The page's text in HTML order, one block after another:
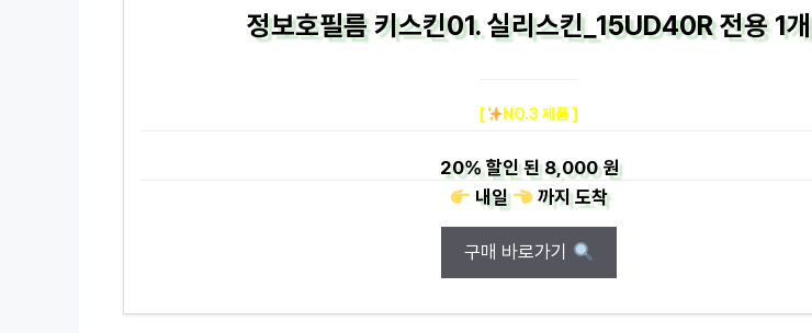
정보호필름 키스킨01. 실리스킨_15UD40R 전용 1개
[ NO.3 제품 ]
20%할인 된8,000 원
내일
까지도착
구매 바로가기